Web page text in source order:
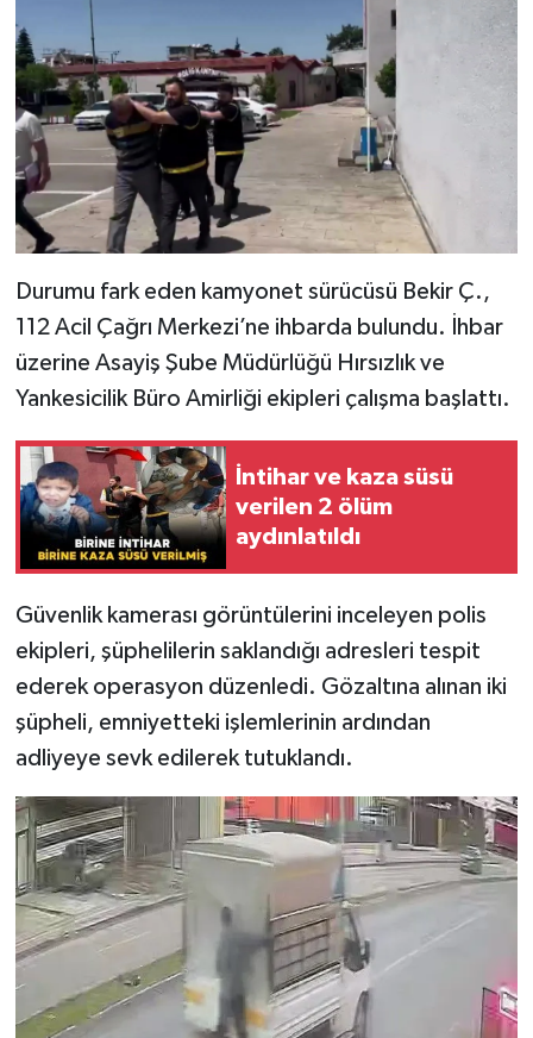
Durumu fark eden kamyonet sürücüsü Bekir Ç.,
112 Acil Çağrı Merkezi’ne ihbarda bulundu. İhbar
üzerine Asayiş Şube Müdürlüğü Hırsızlık ve
Yankesicilik Büro Amirliği ekipleri çalışma başlattı.
İntihar ve kaza süsü
verilen 2 ölüm
aydınlatıldı
Güvenlik kamerası görüntülerini inceleyen polis
ekipleri, şüphelilerin saklandığı adresleri tespit
ederek operasyon düzenledi. Gözaltına alınan iki
şüpheli, emniyetteki işlemlerinin ardından
adliyeye sevk edilerek tutuklandı.